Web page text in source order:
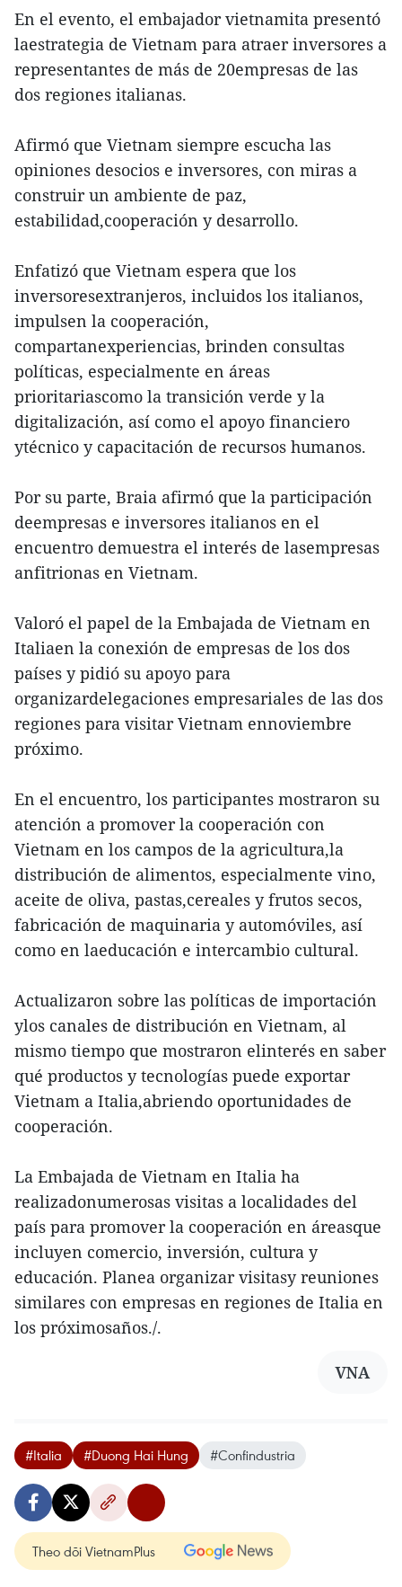
En el evento, el embajador vietnamita presentó
laestrategia de Vietnam para atraer inversores a
representantes de más de 20empresas de las
dos regiones italianas.
Afirmó que Vietnam siempre escucha las
opiniones desocios e inversores, con miras a
construir un ambiente de paz,
estabilidad,cooperación y desarrollo.
Enfatizó que Vietnam espera que los
inversoresextranjeros, incluidos los italianos,
impulsen la cooperación,
compartanexperiencias, brinden consultas
políticas, especialmente en áreas
prioritariascomo la transición verde y la
digitalización, así como el apoyo financiero
ytécnico y capacitación de recursos humanos.
Por su parte, Braia afirmó que la participación
deempresas e inversores italianos en el
encuentro demuestra el interés de lasempresas
anfitrionas en Vietnam.
Valoró el papel de la Embajada de Vietnam en
Italiaen la conexión de empresas de los dos
países y pidió su apoyo para
organizardelegaciones empresariales de las dos
regiones para visitar Vietnam ennoviembre
próximo.
En el encuentro, los participantes mostraron su
atención a promover la cooperación con
Vietnam en los campos de la agricultura,la
distribución de alimentos, especialmente vino,
aceite de oliva, pastas,cereales y frutos secos,
fabricación de maquinaria y automóviles, así
como en laeducación e intercambio cultural.
Actualizaron sobre las políticas de importación
ylos canales de distribución en Vietnam, al
mismo tiempo que mostraron elinterés en saber
qué productos y tecnologías puede exportar
Vietnam a Italia,abriendo oportunidades de
cooperación.
La Embajada de Vietnam en Italia ha
realizadonumerosas visitas a localidades del
país para promover la cooperación en áreasque
incluyen comercio, inversión, cultura y
educación. Planea organizar visitasy reuniones
similares con empresas en regiones de Italia en
los próximosaños./.
VNA
#Italia #Duong Hai Hung #Confindustria
Theo dõi VietnamPlus